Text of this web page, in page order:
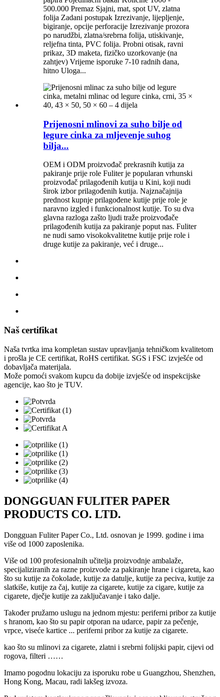
500.000 Premaz Sjajni, mat, spot UV, zlatna
folija Zadani postupak Izrezivanje, lijepljenje,
bigiranje, opcije perforacije Izrezivanje prozora
po narudžbi, zlatna/srebrna folija, utiskivanje,
reljefna tinta, PVC folija. Probni otisak, ravni
prikaz, 3D maketa, fizičko uzorkovanje (na
zahtjev) Vrijeme isporuke 7-10 radnih dana,
hitno Uloga...
Prijenosni mlinovi za suho bilje od
legure cinka za mljevenje suhog
bilja...
OEM i ODM proizvođač prekrasnih kutija za
pakiranje prije role Fuliter je popularan vrhunski
proizvođač prilagođenih kutija u Kini, koji nudi
širok izbor prilagođenih kutija. Najznačajnija
prednost kupnje prilagođene kutije prije role je
naravno izgled i funkcionalnost kutije. To su dva
glavna razloga zašto ljudi traže proizvođače
prilagođenih kutija za pakiranje poput nas. Fuliter
ne nudi samo visokokvalitetne kutije prije role i
druge kutije za pakiranje, već i druge...
Naš certifikat
Naša tvrtka ima kompletan sustav upravljanja tehničkom kvalitetom
i prošla je CE certifikat, RoHS certifikat. SGS i FSC izvješće od
dobavljača materijala.
Može pomoći svakom kupcu da dobije izvješće od inspekcijske
agencije, kao što je TUV.
DONGGUAN FULITER PAPER
PRODUCTS CO. LTD.
Dongguan Fuliter Paper Co., Ltd. osnovan je 1999. godine i ima
više od 1000 zaposlenika.
Više od 100 profesionalnih učitelja proizvodnje ambalaže,
specijaliziranih za razne proizvode za pakiranje hrane i cigareta, kao
što su kutije za čokolade, kutije za datulje, kutije za peciva, kutije za
slatkiše, kutije za čaj, kutije za cigarete, kutije za cigare, kutije za
cigarete, dječje kutije za zaključavanje i tako dalje.
Također pružamo uslugu na jednom mjestu: periferni pribor za kutije
s hranom, kao što su papir otporan na udarce, papir za pečenje,
vrpce, viseće kartice ... periferni pribor za kutije za cigarete.
kao što su mlinovi za cigarete, zlatni i srebrni folijski papir, cijevi od
rogova, filteri ……
Imamo pogodnu lokaciju za isporuku robe u Guangzhou, Shenzhen,
Hong Kong, Macau, radi lakšeg izvoza.